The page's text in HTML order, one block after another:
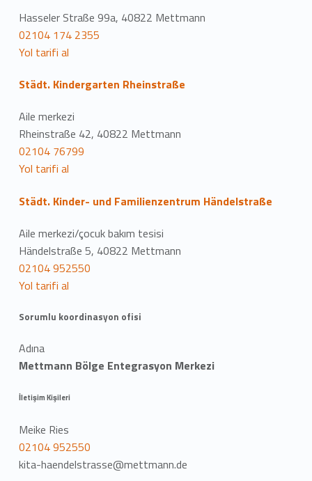
Hasseler Straße 99a, 40822 Mettmann
02104 174 2355
Yol tarifi al
Städt. Kindergarten Rheinstraße
Aile merkezi
Rheinstraße 42, 40822 Mettmann
02104 76799
Yol tarifi al
Städt. Kinder- und Familienzentrum Händelstraße
Aile merkezi/çocuk bakım tesisi
Händelstraße 5, 40822 Mettmann
02104 952550
Yol tarifi al
Sorumlu koordinasyon ofisi
Adına
Mettmann Bölge Entegrasyon Merkezi
İletişim Kişileri
Meike Ries
02104 952550
kita-haendelstrasse@mettmann.de